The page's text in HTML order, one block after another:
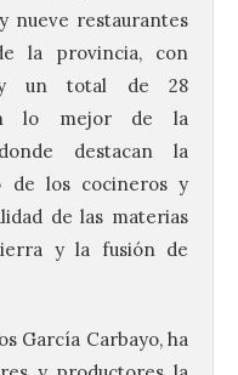
y nueve restaurantes
la provincia, con
y un total de 28
lo mejor de la
destacan la
de los cocineros y
de las materias
y la fusión de
García Carbayo, ha